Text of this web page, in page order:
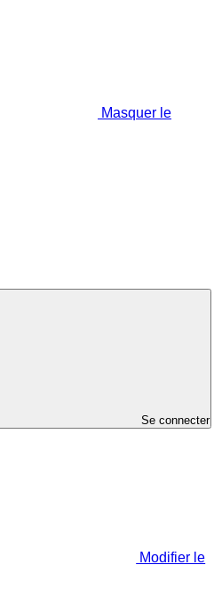
Masquer le
Se connecter
Modifier le